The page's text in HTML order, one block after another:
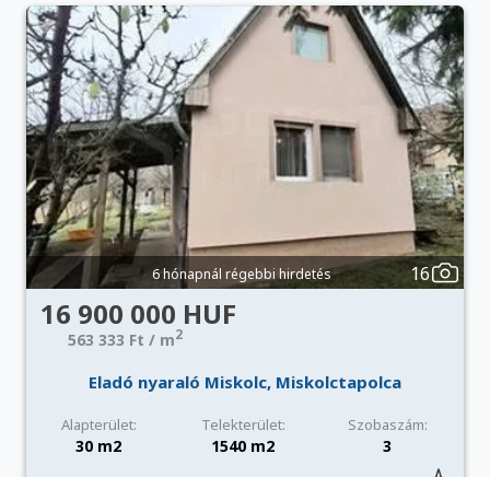
6 hónapnál régebbi hirdetés 16
16 900 000 HUF
563 333 Ft / m2
Eladó nyaraló Miskolc, Miskolctapolca
Alapterület: Telekterület: Szobaszám:
30 m2 1540 m2 3